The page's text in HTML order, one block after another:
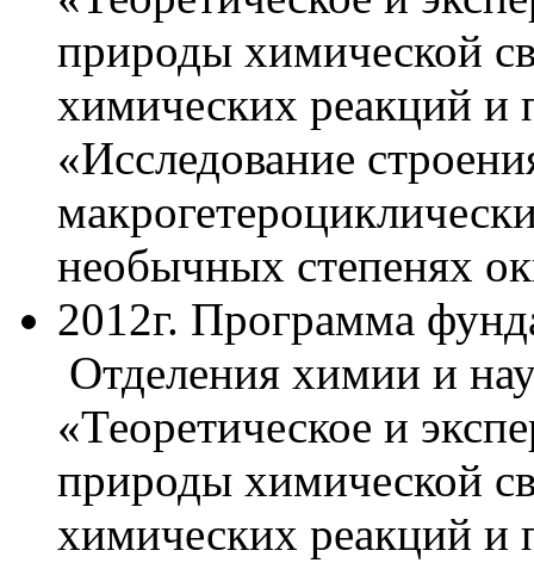
природы химической
химических реакций
«Исследование
необычных степенях
2012г. Программа
Отделения химии и
«Теоретическое и
природы химической
химических реакций